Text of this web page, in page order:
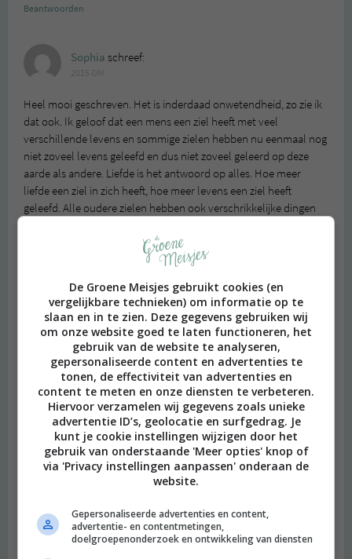
Beantwoorden
Sophia schreef:
Heel mooi geschreven. Het is inderdaad onwetendheid, zo zie ik
dat ook. Ik geloof dat een mens een ziel heeft met veel
verschillende levens en sommige zielen hebben nu eenmaal nog
niet zoveel levens geleefd en dus niet zoveel geleerd op deze
aarde als andere. Liefde is het antwoord op alles. Hoe meer
liefde een ziel in zich heeft, hoe meer levens een ziel heeft
geleefd. Alle oudere zielen hebben ook verschrikkelijke dingen
jongere zielen moeten hier nog achter komen en doen het beste
wat ze kunnen met wat ze tot nu toe geleerd hebben. Het enige
zal de wereld zo een betere plek worden om te leven; daar blijf ik
in geloven!
Beantwoorden
Esther schreef:
2015 OM
Dat vind ik een mooie gedachte/geloof, ik neig daar ook naar
Beantwoorden
jud schreef:
2015 OM
De Groene Meisjes gebruikt cookies (en
vergelijkbare technieken) om informatie op te
slaan en in te zien. Deze gegevens gebruiken wij
om onze website goed te laten functioneren, het
gebruik van de website te analyseren,
gepersonaliseerde content en advertenties te
tonen, de effectiviteit van advertenties en
content te meten en onze diensten te verbeteren.
Hiervoor verzamelen wij gegevens zoals unieke
advertentie ID’s, geolocatie en surfgedrag. Je
kunt je cookie instellingen wijzigen door het
gebruik van onderstaande 'Meer opties' knop of
via 'Privacy instellingen aanpassen' onderaan de
website.
Gepersonaliseerde advertenties en content,
advertentie- en contentmetingen,
doelgroepenonderzoek en ontwikkeling van diensten